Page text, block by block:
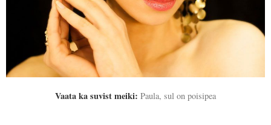
Vaata ka suvist meiki: Paula, sul on poisipea